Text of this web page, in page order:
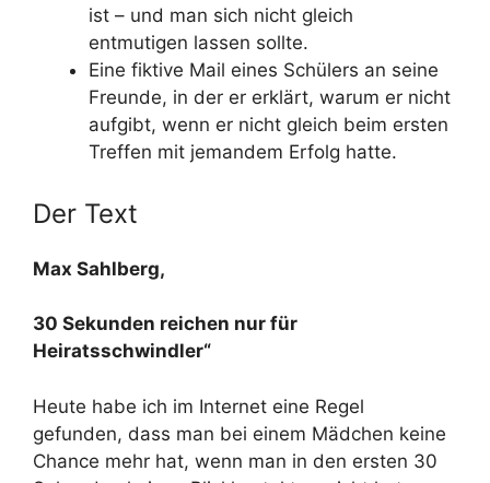
ist – und man sich nicht gleich
entmutigen lassen sollte.
Eine fiktive Mail eines Schülers an seine
Freunde, in der er erklärt, warum er nicht
aufgibt, wenn er nicht gleich beim ersten
Treffen mit jemandem Erfolg hatte.
Der Text
Max Sahlberg,
30 Sekunden reichen nur für
Heiratsschwindler“
Heute habe ich im Internet eine Regel
gefunden, dass man bei einem Mädchen keine
Chance mehr hat, wenn man in den ersten 30